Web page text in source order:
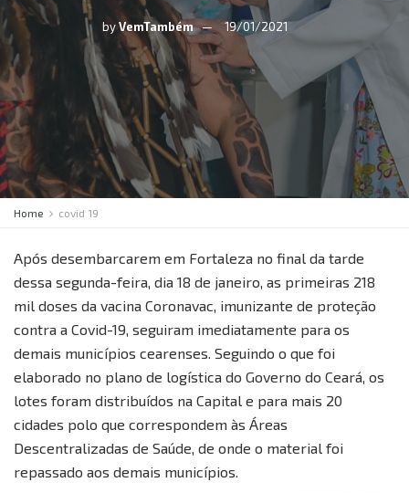
by VemTambém 19/01/2021
Home covid 19
Após desembarcarem em Fortaleza no final da tarde
dessa segunda-feira, dia 18 de janeiro, as primeiras 218
mil doses da vacina Coronavac, imunizante de proteção
contra a Covid-19, seguiram imediatamente para os
demais municípios cearenses. Seguindo o que foi
elaborado no plano de logística do Governo do Ceará, os
lotes foram distribuídos na Capital e para mais 20
cidades polo que correspondem às Áreas
Descentralizadas de Saúde, de onde o material foi
repassado aos demais municípios.